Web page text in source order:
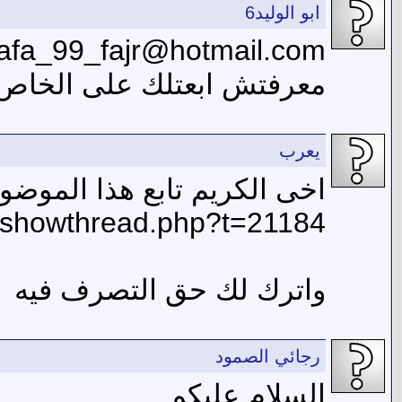
ابو الوليد6
معرفتش ابعتلك على
يعرب
اخى الكريم تابع هذا
واترك لك حق التصرف فيه
رجائي الصمود
السلام عليكم